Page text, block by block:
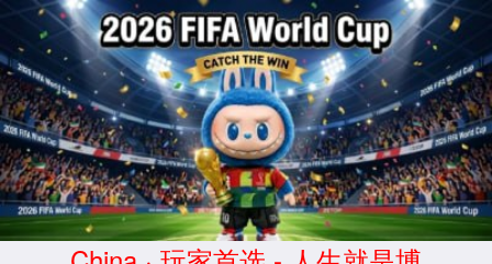
404
页面未找到！
抱歉，页面好像去火星了~
5秒后自动跳转网站首页
返回首页
XML 地图